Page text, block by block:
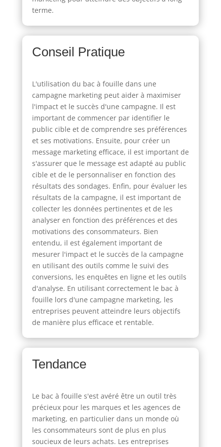
terme.
Conseil Pratique
L'utilisation du bac à fouille dans une
campagne marketing peut aider à maximiser
l'impact et le succès d'une campagne. Il est
important de commencer par identifier le
public cible et de comprendre ses préférences
et ses motivations. Ensuite, pour créer un
message marketing efficace, il est important de
s'assurer que le message est adapté au public
cible et de le personnaliser en fonction des
résultats des sondages. Enfin, pour évaluer les
résultats de la campagne, il est important de
collecter les données pertinentes et de les
analyser en fonction des préférences et des
motivations des consommateurs. Bien
entendu, il est également important de
mesurer l'impact et le succès de la campagne
en utilisant des outils comme le suivi des
conversions, les enquêtes en ligne et les outils
d'analyse. En utilisant correctement le bac à
fouille lors d'une campagne marketing, les
entreprises peuvent atteindre leurs objectifs
de manière plus efficace et rentable.
Tendance
Le bac à fouille s'est avéré être un outil très
précieux pour les marques et les agences de
marketing, en particulier dans un monde où
les consommateurs sont de plus en plus
soucieux de leurs achats. Les entreprises